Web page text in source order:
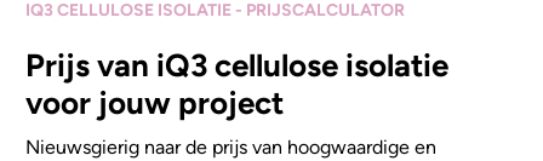
IQ3 CELLULOSE ISOLATIE - PRIJSCALCULATOR
Prijs van iQ3 cellulose isolatie
voor jouw project
Nieuwsgierig naar de prijs van hoogwaardige en